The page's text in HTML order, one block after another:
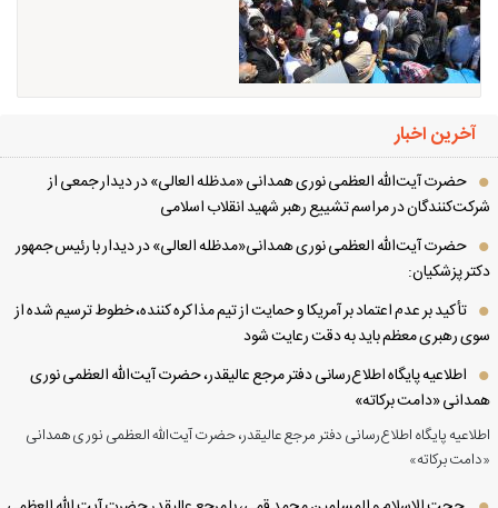
آخرین اخبار
حضرت آیت‌الله العظمی نوری همدانی «مدظله العالی» در دیدار جمعی از
در مراسم تشییع رهبر شهید انقلاب اسلامی
حضرت آیت‌الله العظمی نوری همدانی«مدظله العالی» در دیدار با رئیس جمهور
پزشکیان:
تأکید بر عدم اعتماد بر آمریکا و حمایت از تیم مذاکره کننده، خطوط ترسیم شده از
رهبری معظم باید به دقت رعایت شود
اطلاعیه پایگاه اطلاع‌رسانی دفتر مرجع عالیقدر، حضرت آیت‌الله العظمی نوری
«دامت برکاته»
پایگاه اطلاع‌رسانی دفتر مرجع عالیقدر، حضرت آیت‌الله العظمی نوری همدانی
برکاته»